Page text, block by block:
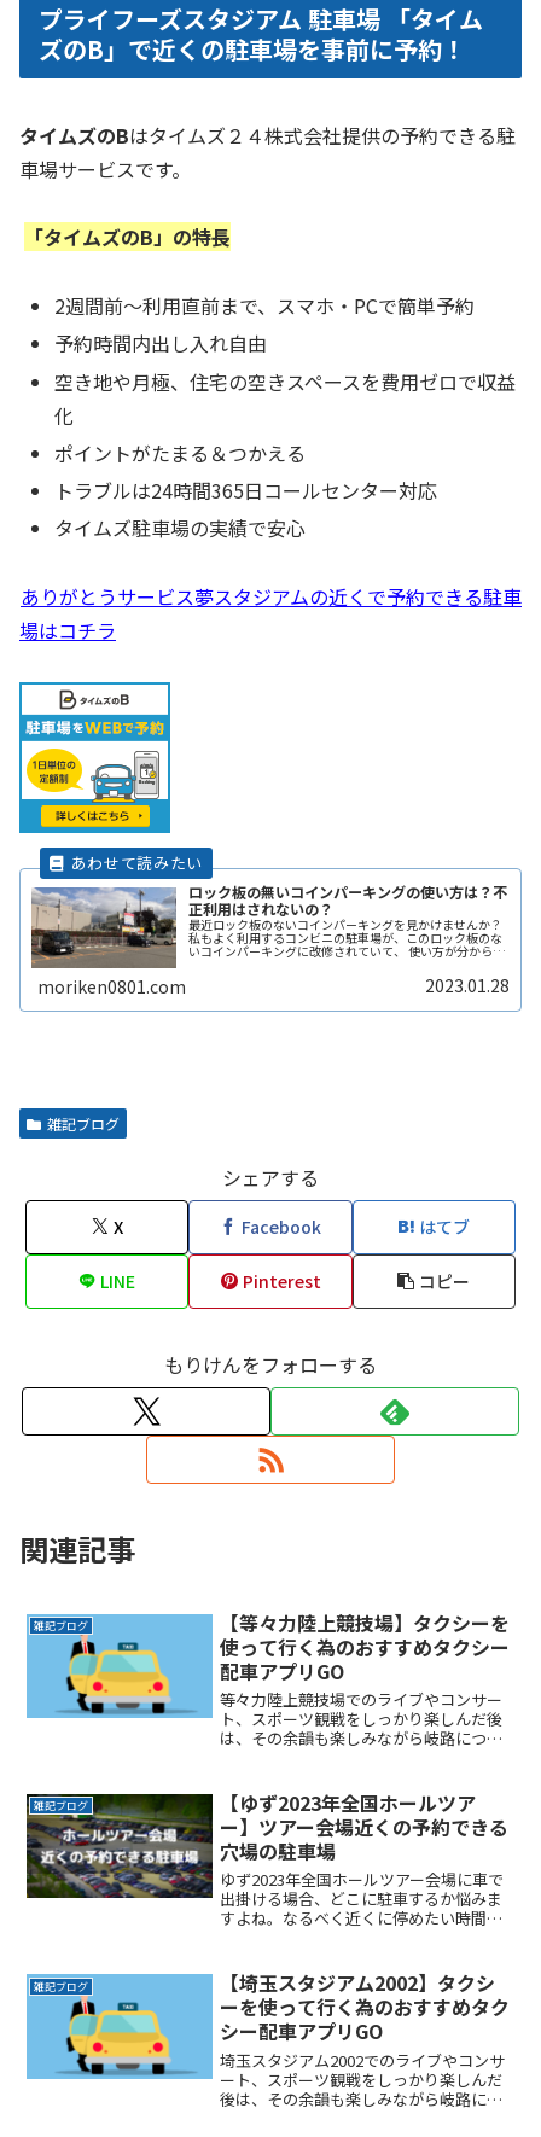
プライフーズスタジアム 駐車場 「タイム
ズのB」で近くの駐車場を事前に予約！
タイムズのBはタイムズ２４株式会社提供の予約できる駐
車場サービスです。
「タイムズのB」の特長
2週間前～利用直前まで、スマホ・PCで簡単予約
予約時間内出し入れ自由
空き地や月極、住宅の空きスペースを費用ゼロで収益
化
ポイントがたまる＆つかえる
トラブルは24時間365日コールセンター対応
タイムズ駐車場の実績で安心
ありがとうサービス夢スタジアムの近くで予約できる駐車
場はコチラ
ロック板の無いコインパーキングの使い方は？不
正利用はされないの？
最近ロック板のないコインパーキングを見かけませんか？
私もよく利用するコンビニの駐車場が、このロック板のな
いコインパーキングに改修されていて、 使い方が分からず
ク板のないコインパーキングの使い方や、ロック板がない
と不正に使われないの？などその辺りも含めて解説しま
moriken0801.com 2023.01.28
雑記ブログ
シェアする
X Facebook はてブ
LINE Pinterest コピー
もりけんをフォローする
関連記事
雑記ブログ
【等々力陸上競技場】タクシーを
使って行く為のおすすめタクシー
配車アプリGO
等々力陸上競技場でのライブやコンサー
ト、スポーツ観戦をしっかり楽しんだ後
は、その余韻も楽しみながら岐路につき
す。かといって混雑回避を理由にイベン
トの途中で帰りたくもないしReadMore...
雑記ブログ
【ゆず2023年全国ホールツア
ー】ツアー会場近くの予約できる
穴場の駐車場
ゆず2023年全国ホールツアー会場に車で
出掛ける場合、どこに駐車するか悩みま
すよね。なるべく近くに停めたい時間料
入出庫がしたい帰りは渋滞を避けてスム
ーズに帰りたいここでReadMore...
雑記ブログ
【埼玉スタジアム2002】タクシ
ーを使って行く為のおすすめタク
シー配車アプリGO
埼玉スタジアム2002でのライブやコンサ
ート、スポーツ観戦をしっかり楽しんだ
後は、その余韻も楽しみながら岐路につ